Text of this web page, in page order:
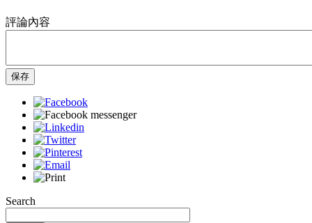
評論內容
保存
Search